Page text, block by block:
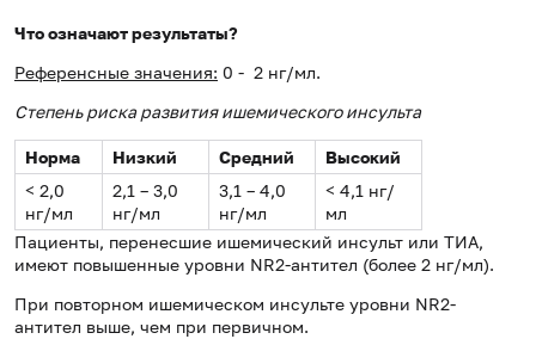
Что означают результаты?
Референсные значения: 0 - 2 нг/мл.
Степень риска развития ишемического инсульта
Норма Низкий Средний
Высокий
< 2,0
нг/мл
2,1 – 3,0
нг/мл
3,1 – 4,0
нг/мл
< 4,1 нг/
мл
Пациенты, перенесшие ишемический инсульт или ТИА,
имеют повышенные уровни NR2-антител (более 2 нг/мл).
При повторном ишемическом инсульте уровни NR2-
антител выше, чем при первичном.